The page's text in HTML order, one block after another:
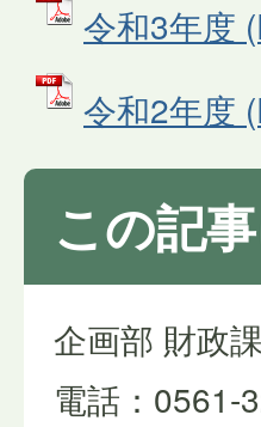
令和3年度
令和2年度
この記
企画部 財政課
電話：0561-